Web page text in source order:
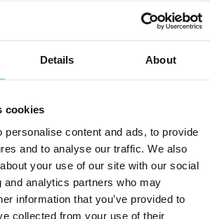
Details About
cookies
personalise content and ads, to provide
and to analyse our traffic. We also
your use of our site with our social
and analytics partners who may
information that you’ve provided to
collected from your use of their
high-risk and suspension
legislation of the country